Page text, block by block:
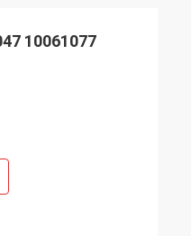
10061077